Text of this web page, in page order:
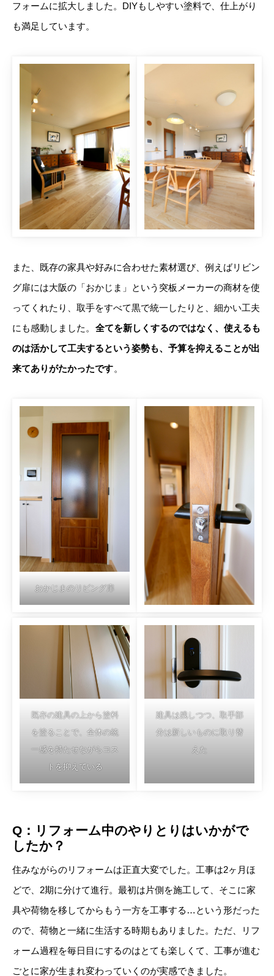
フォームに拡大しました。DIYもしやすい塗料で、仕上がり
も満足しています。
また、既存の家具や好みに合わせた素材選び、例えばリビン
グ扉には大阪の「おかじま」という突板メーカーの商材を使
ってくれたり、取手をすべて黒で統一したりと、細かい工夫
にも感動しました。 全てを新しくするのではなく、使えるも
のは活かして工夫するという姿勢も、予算を抑えることが出
来てありがたかったです。
おかじまのリビング扉
既存の建具の上から塗料
を塗ることで、全体の統
一感を持たせながらコス
トを抑えている
建具は残しつつ、取手部
分は新しいものに取り替
えた
Q：リフォーム中のやりとりはいかがで
したか？
住みながらのリフォームは正直大変でした。工事は2ヶ月ほ
どで、2期に分けて進行。最初は片側を施工して、そこに家
具や荷物を移してからもう一方を工事する…という形だった
ので、荷物と一緒に生活する時期もありました。ただ、リフ
ォーム過程を毎日目にするのはとても楽しくて、工事が進む
ごとに家が生まれ変わっていくのが実感できました。